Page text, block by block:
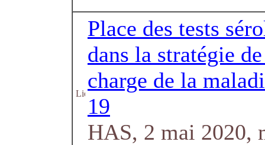
Place des tests
dans la stratégie
charge de la
19
HAS, 2 mai 2020,